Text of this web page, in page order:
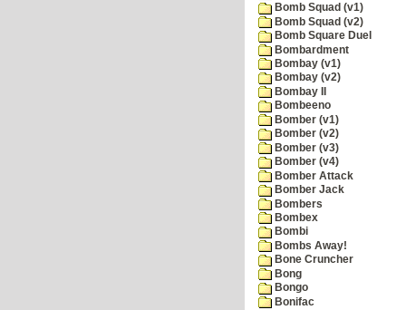
Bomb Squad (v1)
Bomb Squad (v2)
Bomb Square Duel
Bombardment
Bombay (v1)
Bombay (v2)
Bombay II
Bombeeno
Bomber (v1)
Bomber (v2)
Bomber (v3)
Bomber (v4)
Bomber Attack
Bomber Jack
Bombers
Bombex
Bombi
Bombs Away!
Bone Cruncher
Bong
Bongo
Bonifac